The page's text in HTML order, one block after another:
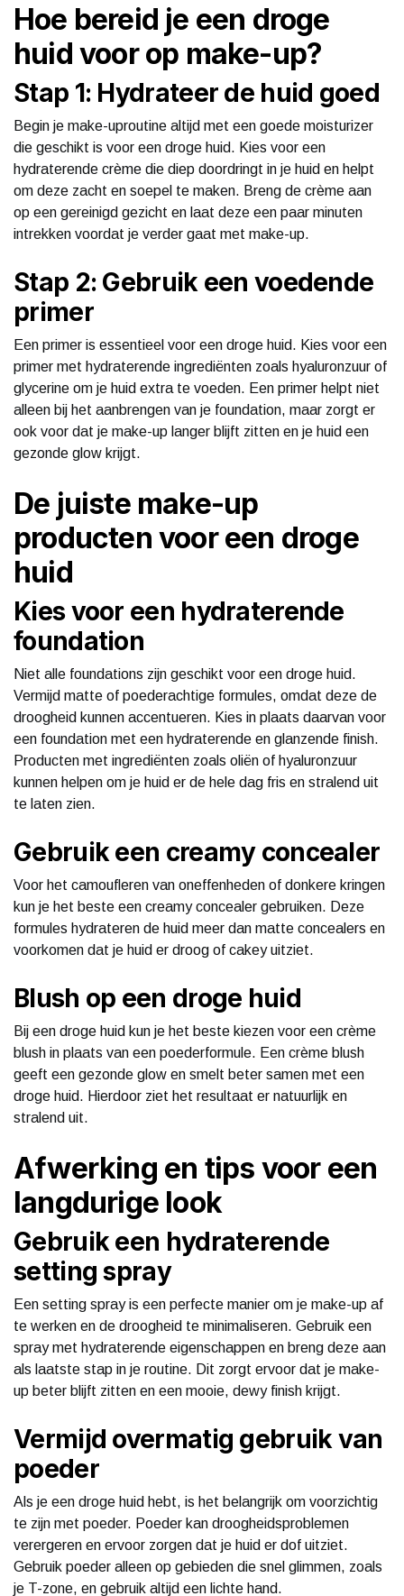
Hoe bereid je een droge
huid voor op make-up?
Stap 1: Hydrateer de huid goed
Begin je make-uproutine altijd met een goede moisturizer
die geschikt is voor een droge huid. Kies voor een
hydraterende crème die diep doordringt in je huid en helpt
om deze zacht en soepel te maken. Breng de crème aan
op een gereinigd gezicht en laat deze een paar minuten
intrekken voordat je verder gaat met make-up.
Stap 2: Gebruik een voedende
primer
Een primer is essentieel voor een droge huid. Kies voor een
primer met hydraterende ingrediënten zoals hyaluronzuur of
glycerine om je huid extra te voeden. Een primer helpt niet
alleen bij het aanbrengen van je foundation, maar zorgt er
ook voor dat je make-up langer blijft zitten en je huid een
gezonde glow krijgt.
De juiste make-up
producten voor een droge
huid
Kies voor een hydraterende
foundation
Niet alle foundations zijn geschikt voor een droge huid.
Vermijd matte of poederachtige formules, omdat deze de
droogheid kunnen accentueren. Kies in plaats daarvan voor
een foundation met een hydraterende en glanzende finish.
Producten met ingrediënten zoals oliën of hyaluronzuur
kunnen helpen om je huid er de hele dag fris en stralend uit
te laten zien.
Gebruik een creamy concealer
Voor het camoufleren van oneffenheden of donkere kringen
kun je het beste een creamy concealer gebruiken. Deze
formules hydrateren de huid meer dan matte concealers en
voorkomen dat je huid er droog of cakey uitziet.
Blush op een droge huid
Bij een droge huid kun je het beste kiezen voor een crème
blush in plaats van een poederformule. Een crème blush
geeft een gezonde glow en smelt beter samen met een
droge huid. Hierdoor ziet het resultaat er natuurlijk en
stralend uit.
Afwerking en tips voor een
langdurige look
Gebruik een hydraterende
setting spray
Een setting spray is een perfecte manier om je make-up af
te werken en de droogheid te minimaliseren. Gebruik een
spray met hydraterende eigenschappen en breng deze aan
als laatste stap in je routine. Dit zorgt ervoor dat je make-
up beter blijft zitten en een mooie, dewy finish krijgt.
Vermijd overmatig gebruik van
poeder
Als je een droge huid hebt, is het belangrijk om voorzichtig
te zijn met poeder. Poeder kan droogheidsproblemen
verergeren en ervoor zorgen dat je huid er dof uitziet.
Gebruik poeder alleen op gebieden die snel glimmen, zoals
je T-zone, en gebruik altijd een lichte hand.